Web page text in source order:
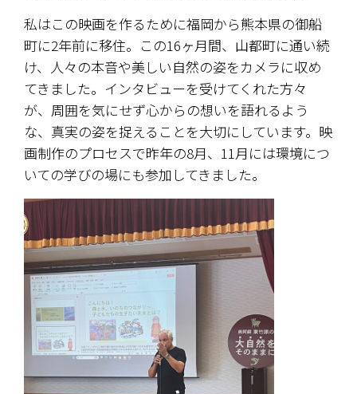
私はこの映画を作るために福岡から熊本県の御船
町に2年前に移住。この16ヶ月間、山都町に通い続
け、人々の本音や美しい自然の姿をカメラに収め
てきました。インタビューを受けてくれた方々
が、周囲を気にせず心からの想いを語れるよう
な、真実の姿を捉えることを大切にしています。映
画制作のプロセスで昨年の8月、11月には環境につ
いての学びの場にも参加してきました。